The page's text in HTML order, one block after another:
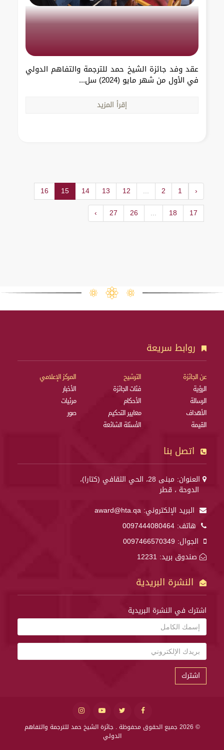
عقد وفد جائزة الشيخ حمد للترجمة والتفاهم الدولي
في الأول من شهر مايو (2024) سل...
إقرأ المزيد
‹
1
2
...
12
13
14
15
16
17
18
...
26
27
›
روابط سريعة
عن الجائزة
الرؤية
الرسالة
الأهداف
القيمة
الترشيح
فئات الجائزة
الأحكام
معايير التحكيم
الأسئلة الشائعة
المركز الإعلامي
الأخبار
مرئيات
صور
اتصل بنا
العنوان: مبنى 28، الحي الثقافي (كتارا)،
الدوحة ، قطر
البريد الإلكتروني: award@hta.qa
هاتف: 0097444080464
الجوال: 0097466570349
صندوق بريد: 12231
النشرة البريدية
اشترك في النشرة البريدية
اشترك
© 2026 جميع الحقوق محفوظة .
جائزة الشيخ حمد للترجمة والتفاهم
الدولي